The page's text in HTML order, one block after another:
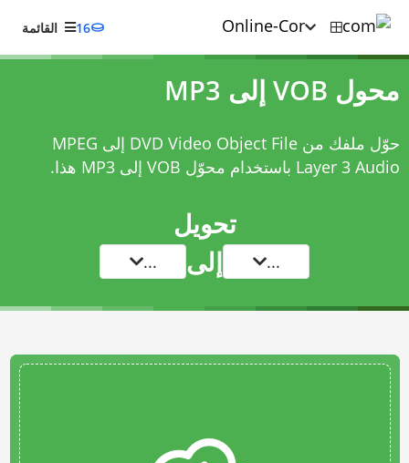
16 القائمة
محول VOB إلى MP3
حوّل ملفك من DVD Video Object File إلى MPEG
Layer 3 Audio باستخدام
محوّل VOB إلى MP3 هذا.
تحويل
... إلى ...